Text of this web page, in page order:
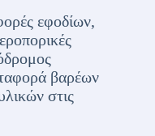
εφοδίων,
βαρέων
στις